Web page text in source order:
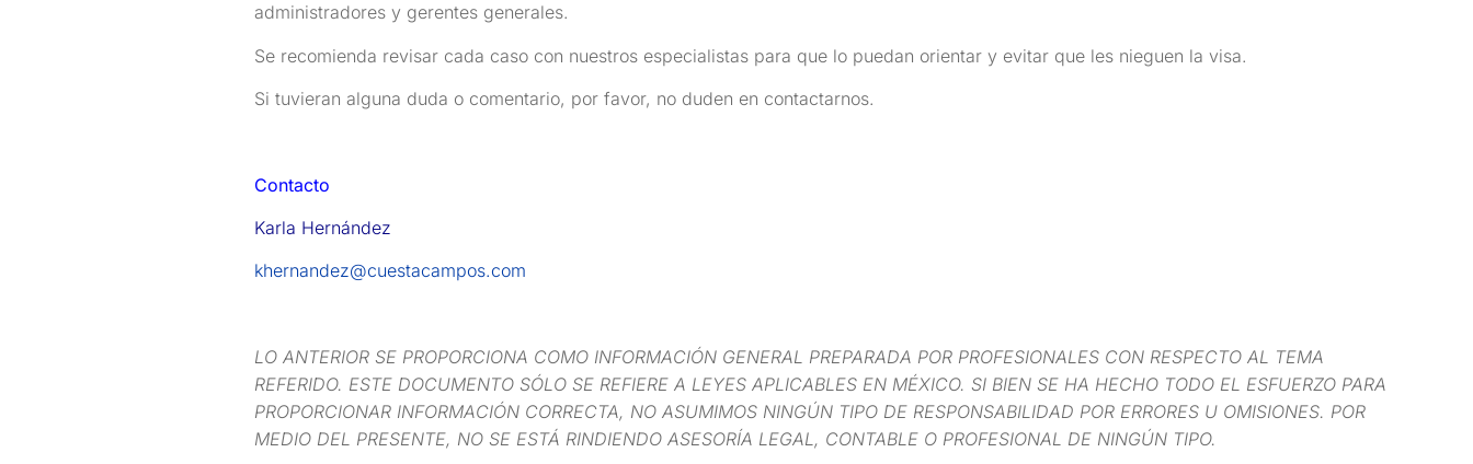
administradores y gerentes generales.
Se recomienda revisar cada caso con nuestros especialistas para que lo puedan orientar y evitar que les nieguen la visa.
Si tuvieran alguna duda o comentario, por favor, no duden en contactarnos.
Contacto
Karla Hernández
khernandez@cuestacampos.com
LO ANTERIOR SE PROPORCIONA COMO INFORMACIÓN GENERAL PREPARADA POR PROFESIONALES CON RESPECTO AL TEMA
REFERIDO. ESTE DOCUMENTO SÓLO SE REFIERE A LEYES APLICABLES EN MÉXICO. SI BIEN SE HA HECHO TODO EL ESFUERZO PARA
PROPORCIONAR INFORMACIÓN CORRECTA, NO ASUMIMOS NINGÚN TIPO DE RESPONSABILIDAD POR ERRORES U OMISIONES. POR
MEDIO DEL PRESENTE, NO SE ESTÁ RINDIENDO ASESORÍA LEGAL, CONTABLE O PROFESIONAL DE NINGÚN TIPO.